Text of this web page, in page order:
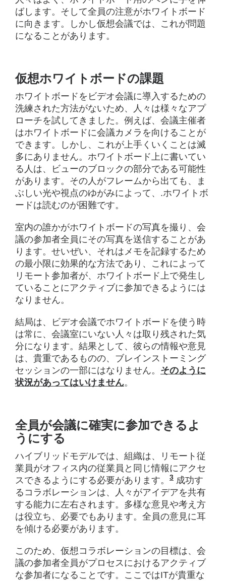
ばします。そして全員の注意がホワイトボード
に向きます。しかし仮想会議では、これが問題
になることがあります。
仮想ホワイトボードの課題
ホワイトボードをビデオ会議に導入するための
洗練された方法がないため、人々は様々なアプ
ローチを試してきました。例えば、会議主催者
はホワイトボードに会議カメラを向けることが
できます。しかし、これが上手くいくことは滅
多にありません。ホワイトボード上に書いてい
る人は、ビューのブロックの部分である可能性
があります。その人がフレームから出ても、ま
ぶしい光や視点のゆがみによって、.ホワイトボ
ードは読むのが困難です。
室内の誰かがホワイトボードの写真を撮り、会
議の参加者全員にその写真を送信することがあ
ります。せいぜい、それはメモを記録するため
の最小限に効果的な方法であり、これによって
リモート参加者が、ホワイトボード上で発生し
ていることにアクティブに参加できるようには
なりません。
結局は、ビデオ会議でホワイトボードを使う時
は常に、会議室にいない人々は取り残された気
分になります。結果として、彼らの情報や意見
は、貴重であるものの、ブレインストーミング
セッションの一部にはなりません。 そのように
状況があってはいけません。
全員が会議に確実に参加できるよ
うにする
ハイブリッドモデルでは、組織は、リモート従
業員がオフィス内の従業員と同じ情報にアクセ
スできるようにする必要があります。
3 ハイブリッ
成功す
るコラボレーションは、人々がアイデアを共有
する能力に左右されます。多様な意見や考え方
は役立ち、必要でもあります。全員の意見に耳
を傾ける必要があります。
このため、仮想コラボレーションの目標は、会
議の参加者全員がプロセスにおけるアクティブ
な参加者になることです。ここではITが貴重な